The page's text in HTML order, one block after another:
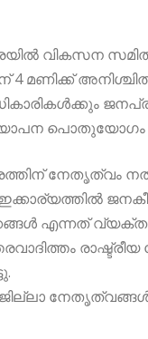
വികസന
മണിക്ക്
പൊതുയോഗം
നേതൃത്വം
എന്നത്
ജില്ലാ